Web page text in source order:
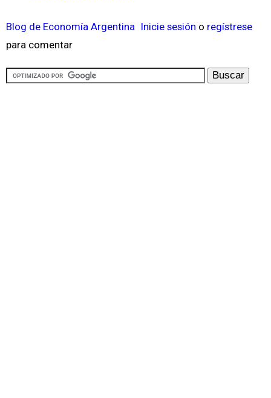
Blog de Economía Argentina Inicie sesión o regístrese
para comentar